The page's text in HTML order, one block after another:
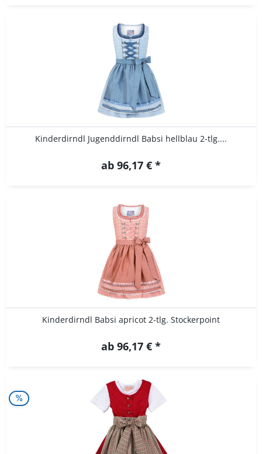
Kinderdirndl Jugenddirndl Babsi hellblau 2-tlg....
ab 96,17 € *
Kinderdirndl Babsi apricot 2-tlg. Stockerpoint
ab 96,17 € *